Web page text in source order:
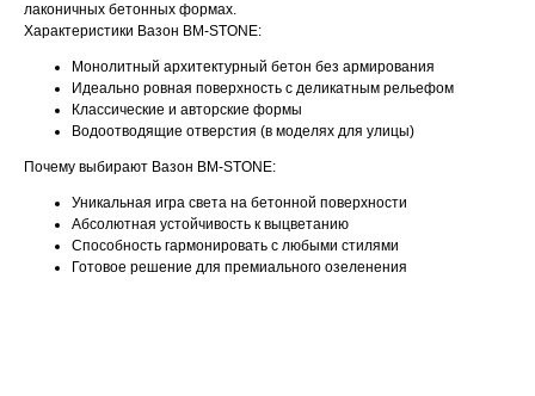
лаконичных бетонных формах.
Характеристики Вазон BM-STONE:
Монолитный архитектурный бетон без армирования
Идеально ровная поверхность с деликатным рельефом
Классические и авторские формы
Водоотводящие отверстия (в моделях для улицы)
Почему выбирают Вазон BM-STONE:
Уникальная игра света на бетонной поверхности
Абсолютная устойчивость к выцветанию
Способность гармонировать с любыми стилями
Готовое решение для премиального озеленения